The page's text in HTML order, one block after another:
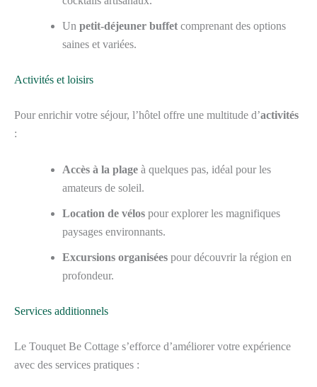
Un petit-déjeuner buffet comprenant des options
saines et variées.
Activités et loisirs
Pour enrichir votre séjour, l’hôtel offre une multitude d’activités
:
Accès à la plage à quelques pas, idéal pour les
amateurs de soleil.
Location de vélos pour explorer les magnifiques
paysages environnants.
Excursions organisées pour découvrir la région en
profondeur.
Services additionnels
Le Touquet Be Cottage s’efforce d’améliorer votre expérience
avec des services pratiques :